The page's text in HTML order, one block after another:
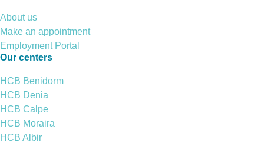
About us
Make an appointment
Employment Portal
Our centers
HCB Benidorm
HCB Denia
HCB Calpe
HCB Moraira
HCB Albir